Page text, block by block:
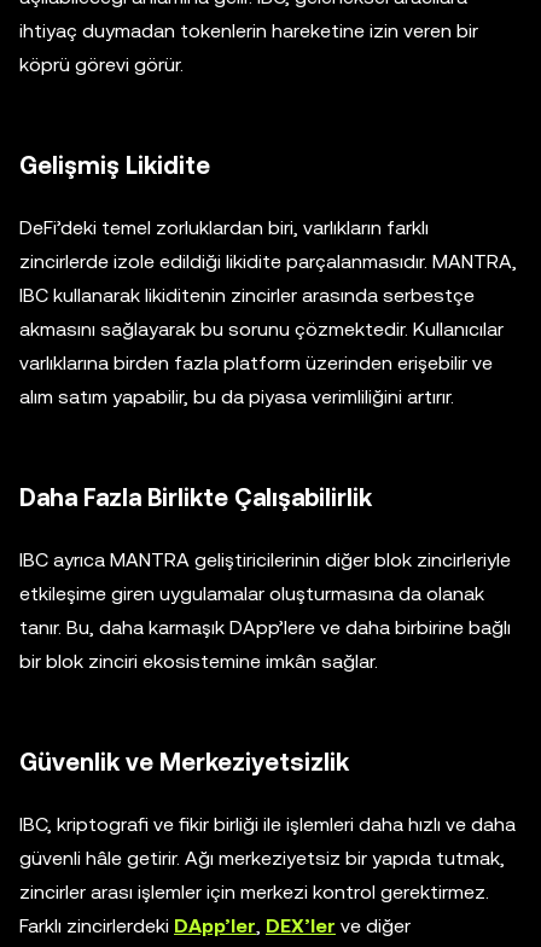
ihtiyaç duymadan tokenlerin hareketine izin veren bir
köprü görevi görür.
Gelişmiş Likidite
DeFi’deki temel zorluklardan biri, varlıkların farklı
zincirlerde izole edildiği likidite parçalanmasıdır. MANTRA,
IBC kullanarak likiditenin zincirler arasında serbestçe
akmasını sağlayarak bu sorunu çözmektedir. Kullanıcılar
varlıklarına birden fazla platform üzerinden erişebilir ve
alım satım yapabilir, bu da piyasa verimliliğini artırır.
Daha Fazla Birlikte Çalışabilirlik
IBC ayrıca MANTRA geliştiricilerinin diğer blok zincirleriyle
etkileşime giren uygulamalar oluşturmasına da olanak
tanır. Bu, daha karmaşık DApp’lere ve daha birbirine bağlı
bir blok zinciri ekosistemine imkân sağlar.
Güvenlik ve Merkeziyetsizlik
IBC, kriptografi ve fikir birliği ile işlemleri daha hızlı ve daha
güvenli hâle getirir. Ağı merkeziyetsiz bir yapıda tutmak,
zincirler arası işlemler için merkezi kontrol gerektirmez.
Farklı zincirlerdeki DApp’ler, DEX’ler ve diğer